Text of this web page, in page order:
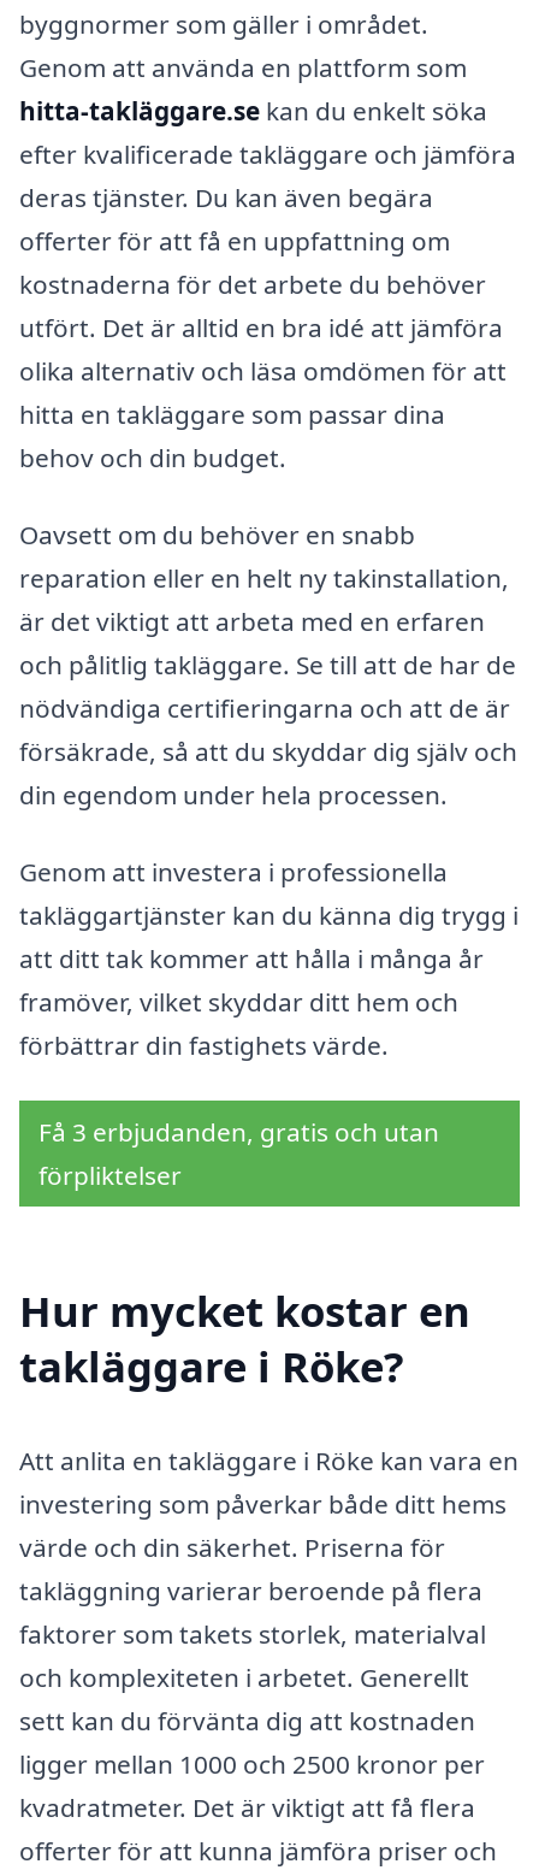
byggnormer som gäller i området.
Genom att använda en plattform som
hitta-takläggare.se kan du enkelt söka
efter kvalificerade takläggare och jämföra
deras tjänster. Du kan även begära
offerter för att få en uppfattning om
kostnaderna för det arbete du behöver
utfört. Det är alltid en bra idé att jämföra
olika alternativ och läsa omdömen för att
hitta en takläggare som passar dina
behov och din budget.
Oavsett om du behöver en snabb
reparation eller en helt ny takinstallation,
är det viktigt att arbeta med en erfaren
och pålitlig takläggare. Se till att de har de
nödvändiga certifieringarna och att de är
försäkrade, så att du skyddar dig själv och
din egendom under hela processen.
Genom att investera i professionella
takläggartjänster kan du känna dig trygg i
att ditt tak kommer att hålla i många år
framöver, vilket skyddar ditt hem och
förbättrar din fastighets värde.
Få 3 erbjudanden, gratis och utan
förpliktelser
Hur mycket kostar en
takläggare i Röke?
Att anlita en takläggare i Röke kan vara en
investering som påverkar både ditt hems
värde och din säkerhet. Priserna för
takläggning varierar beroende på flera
faktorer som takets storlek, materialval
och komplexiteten i arbetet. Generellt
sett kan du förvänta dig att kostnaden
ligger mellan 1000 och 2500 kronor per
kvadratmeter. Det är viktigt att få flera
offerter för att kunna jämföra priser och